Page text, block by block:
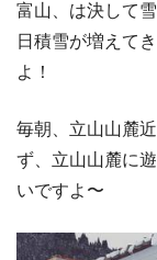
富山、は決して
日積雪が増えて
よ！
毎朝、立山山麓
ず、立山山麓に
いですよ〜